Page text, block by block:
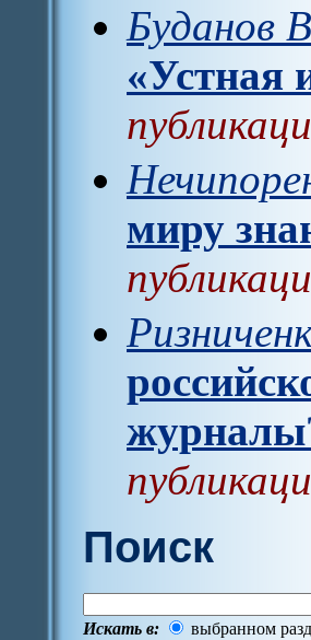
Буданов
«Устная
миру
Поиск
Искать в:
выбранном